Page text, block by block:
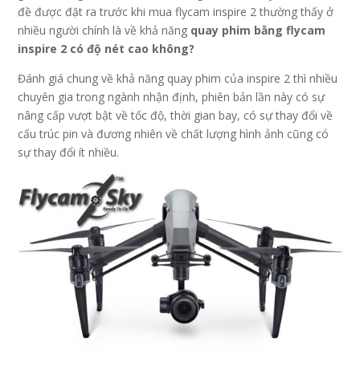
đề được đặt ra trước khi mua flycam inspire 2 thường thấy ở
nhiều người chính là về khả năng quay phim bằng flycam
inspire 2 có độ nét cao không?
Đánh giá chung về khả năng quay phim của inspire 2 thì nhiều
chuyên gia trong ngành nhận định, phiên bản lần này có sự
nâng cấp vượt bật về tốc độ, thời gian bay, có sự thay đổi về
cấu trúc pin và đương nhiên về chất lượng hình ảnh cũng có
sự thay đổi ít nhiều.